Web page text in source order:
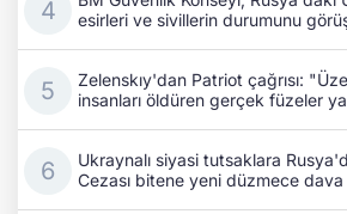
esirleri ve sivillerin durumunu
Zelenskıy'dan Patriot çağrısı:
insanları öldüren gerçek füzeler
Ukraynalı siyasi tutsaklara
Cezası bitene yeni düzmece dava